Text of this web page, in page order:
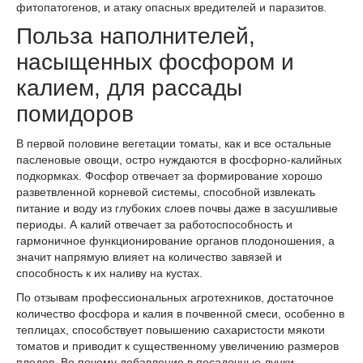
фитопатогенов, и атаку опасных вредителей и паразитов.
Польза наполнителей,
насыщенных фосфором и
калием, для рассады
помидоров
В первой половине вегетации томаты, как и все остальные
пасленовые овощи, остро нуждаются в фосфорно-калийных
подкормках. Фосфор отвечает за формирование хорошо
разветвленной корневой системы, способной извлекать
питание и воду из глубоких слоев почвы даже в засушливые
периоды. А калий отвечает за работоспособность и
гармоничное функционирование органов плодоношения, а
значит напрямую влияет на количество завязей и
способность к их наливу на кустах.
По отзывам профессиональных агротехников, достаточное
количество фосфора и калия в почвенной смеси, особенно в
теплицах, способствует повышению сахаристости мякоти
томатов и приводит к существенному увеличению размеров